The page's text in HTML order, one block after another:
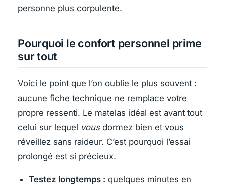
personne plus corpulente.
Pourquoi le confort personnel prime
sur tout
Voici le point que l’on oublie le plus souvent :
aucune fiche technique ne remplace votre
propre ressenti. Le matelas idéal est avant tout
celui sur lequel vousdormez bien et vous
réveillez sans raideur. C’est pourquoi l’essai
prolongé est si précieux.
Testez longtemps : quelques minutes en